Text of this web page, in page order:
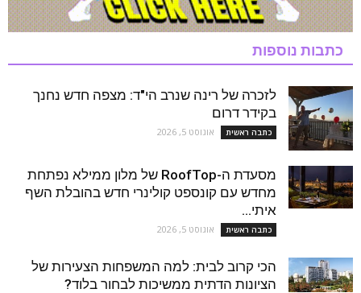
כתבות נוספות
לזכרה של רינה שנרב הי"ד: מצפה חדש נחנך
בקידר דרום
כתבה ראשית אוגוסט 5, 2026
מסעדת ה-RoofTop של מלון ממילא נפתחת
מחדש עם קונספט קולינרי חדש בהובלת השף
איתי...
כתבה ראשית אוגוסט 5, 2026
הכי קרוב לבית: למה המשפחות הצעירות של
הציונות הדתית ממשיכות לבחור בלוד?